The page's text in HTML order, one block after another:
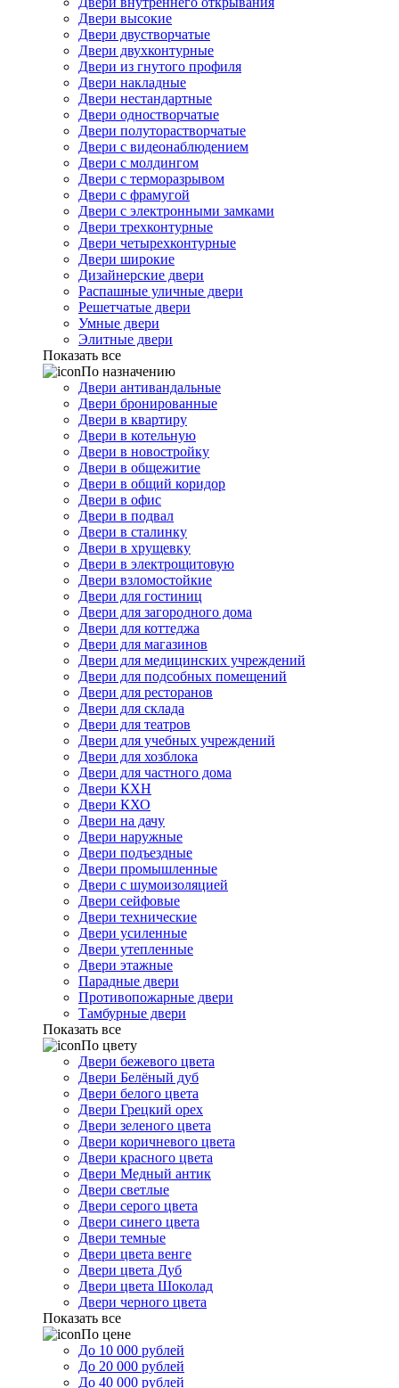
Двери высокие
Двери двустворчатые
Двери двухконтурные
Двери из гнутого профиля
Двери накладные
Двери нестандартные
Двери одностворчатые
Двери полуторастворчатые
Двери с видеонаблюдением
Двери с молдингом
Двери с терморазрывом
Двери с фрамугой
Двери с электронными замками
Двери трехконтурные
Двери четырехконтурные
Двери широкие
Дизайнерские двери
Распашные уличные двери
Решетчатые двери
Умные двери
Элитные двери
Показать все
По назначению
Двери антивандальные
Двери бронированные
Двери в квартиру
Двери в котельную
Двери в новостройку
Двери в общежитие
Двери в общий коридор
Двери в офис
Двери в подвал
Двери в сталинку
Двери в хрущевку
Двери в электрощитовую
Двери взломостойкие
Двери для гостиниц
Двери для загородного дома
Двери для коттеджа
Двери для магазинов
Двери для медицинских учреждений
Двери для подсобных помещений
Двери для ресторанов
Двери для склада
Двери для театров
Двери для учебных учреждений
Двери для хозблока
Двери для частного дома
Двери КХН
Двери КХО
Двери на дачу
Двери наружные
Двери подъездные
Двери промышленные
Двери с шумоизоляцией
Двери сейфовые
Двери технические
Двери усиленные
Двери утепленные
Двери этажные
Парадные двери
Противопожарные двери
Тамбурные двери
Показать все
По цвету
Двери бежевого цвета
Двери Белёный дуб
Двери белого цвета
Двери Грецкий орех
Двери зеленого цвета
Двери коричневого цвета
Двери красного цвета
Двери Медный антик
Двери светлые
Двери серого цвета
Двери синего цвета
Двери темные
Двери цвета венге
Двери цвета Дуб
Двери цвета Шоколад
Двери черного цвета
Показать все
По цене
До 10 000 рублей
До 20 000 рублей
До 40 000 рублей